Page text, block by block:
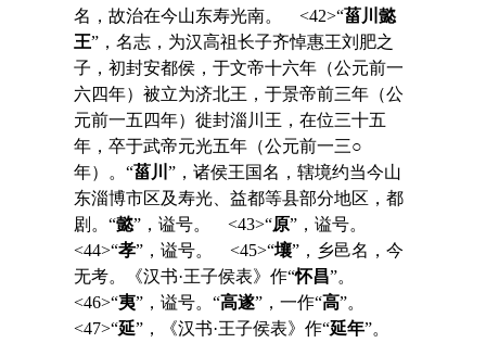
名，故治在今山东寿光南。 <42>“菑川懿
王”，名志，为汉高祖长子齐悼惠王刘肥之
子，初封安都侯，于文帝十六年（公元前一
六四年）被立为济北王，于景帝前三年（公
元前一五四年）徙封淄川王，在位三十五
年，卒于武帝元光五年（公元前一三○
年）。“菑川 ”，诸侯王国名，辖境约当今山
东淄博市区及寿光、益都等县部分地区，都
剧。“懿”，谥号。 <43>“原”，谥号。
<44>“孝”，谥号。 <45>“壤”，乡邑名，今
无考。《汉书·王子侯表》作“怀昌”。
<46>“夷”，谥号。“高遂”，一作“高”。
<47>“延”，《汉书·王子侯表》作“延年”。